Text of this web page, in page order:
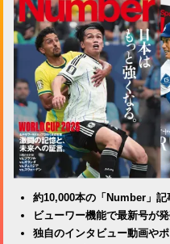
約10,000本の「Number」記
ビューワー機能で最新号が
独自のインタビュー動画や